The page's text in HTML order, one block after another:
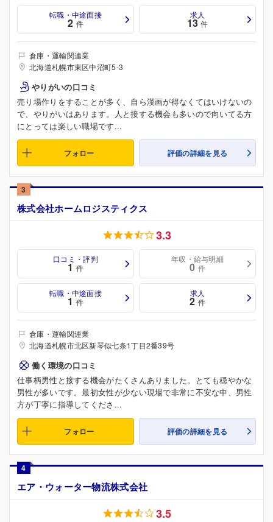
転職・中途面接
2 件
求人
13 件
倉庫・運輸関連業
北海道札幌市東区中沼町5-3
やりがいの口コミ
売り場作りをすることが多く、自ら漢画が得なくてはいけないの
で、やりがいはあります。人と接する機会も多いので向いてる方
にとっては楽しい職場です...
フォロー 評価の詳細を見る
3
株式会社ホームロジスティクス
3.3
口コミ・評判
1 件
年収・給与明細
0 件
転職・中途面接
1 件
求人
2 件
倉庫・運輸関連業
北海道札幌市北区新琴似七条1丁目2番39号
働く環境の口コミ
仕事柄男性と接する機会がたくさんありました。とても穏やかな
男性が多いです。最初女性が少ない現場で非常に不安な中、男性
方が丁寧に指導してくださ...
フォロー 評価の詳細を見る
4
エア・ウォーター物流株式会社
3.5